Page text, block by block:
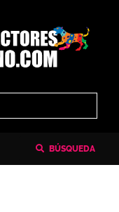
BÚSQUEDA